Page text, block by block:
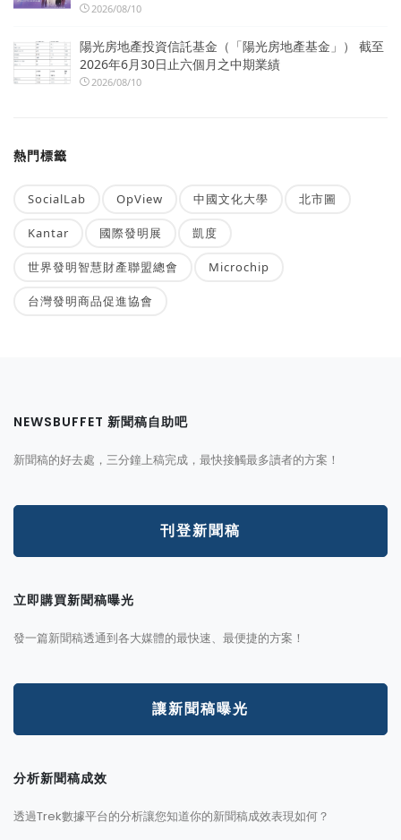
2026/08/10
陽光房地產投資信託基金（「陽光房地產基金」） 截至
2026年6月30日止六個月之中期業績
2026/08/10
熱門標籤
SocialLab OpView 中國文化大學 北市圖
Kantar 國際發明展 凱度
世界發明智慧財產聯盟總會 Microchip
台灣發明商品促進協會
NEWSBUFFET 新聞稿自助吧
新聞稿的好去處，三分鐘上稿完成，最快接觸最多讀者的方案！
刊登新聞稿
立即購買新聞稿曝光
發一篇新聞稿透通到各大媒體的最快速、最便捷的方案！
讓新聞稿曝光
分析新聞稿成效
透過Trek數據平台的分析讓您知道你的新聞稿成效表現如何？